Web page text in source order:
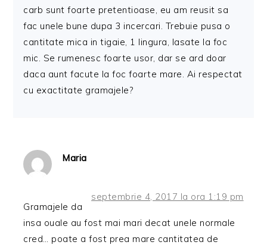
carb sunt foarte pretentioase, eu am reusit sa
fac unele bune dupa 3 incercari. Trebuie pusa o
cantitate mica in tigaie, 1 lingura, lasate la foc
mic. Se rumenesc foarte usor, dar se ard doar
daca aunt facute la foc foarte mare. Ai respectat
cu exactitate gramajele?
Maria
septembrie 4, 2017 la ora 1:19 pm
Gramajele da
insa ouale au fost mai mari decat unele normale
cred… poate a fost prea mare cantitatea de